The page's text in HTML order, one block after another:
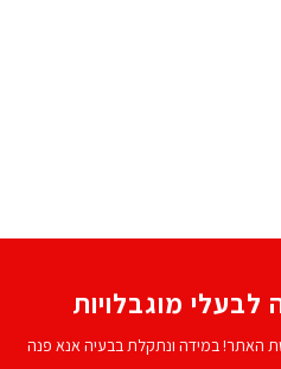
מוגבלויות
האתר! במידה ונתקלת בבעיה אנא פנה